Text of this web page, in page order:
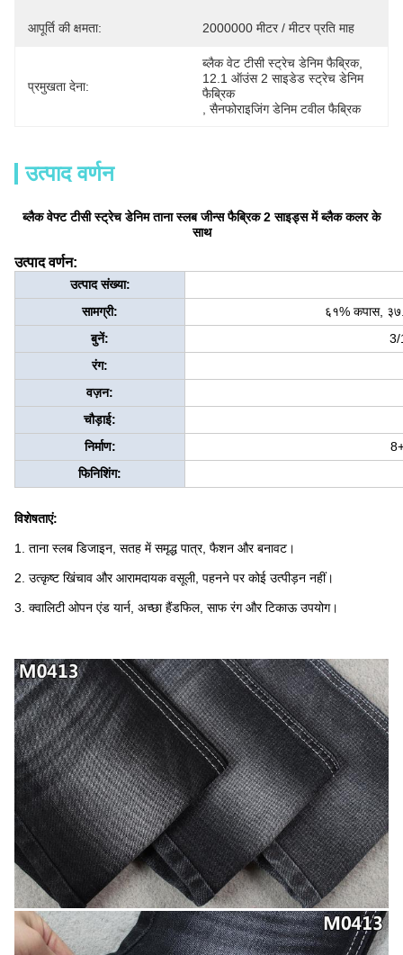
आपूर्ति की क्षमता: 2000000 मीटर / मीटर प्रति माह
प्रमुखता देना:
ब्लैक वेट टीसी स्ट्रेच डेनिम फैब्रिक,
12.1 ऑउंस 2 साइडेड स्ट्रेच डेनिम
फैब्रिक
सैनफोराइजिंग डेनिम टवील फैब्रिक
उत्पाद वर्णन
ब्लैक वेफ्ट टीसी स्ट्रेच डेनिम ताना स्लब जीन्स फैब्रिक 2 साइड्स में ब्लैक कलर के
साथ
उत्पाद वर्णन:
उत्पाद संख्या:
सामग्री:
६१% कपास,
बुनें:
3/
रंग:
वज़न:
चौड़ाई:
निर्माण:
फिनिशिंग:
विशेषताएं:
1. ताना स्लब डिजाइन, सतह में समृद्ध पात्र, फैशन और बनावट।
2. उत्कृष्ट खिंचाव और आरामदायक वसूली, पहनने पर कोई उत्पीड़न नहीं।
3. क्वालिटी ओपन एंड यार्न, अच्छा हैंडफिल, साफ रंग और टिकाऊ उपयोग।